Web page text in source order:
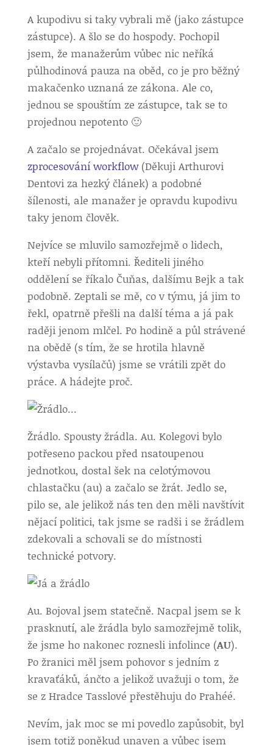
A kupodivu si taky vybrali mě (jako zástupce
zástupce). A šlo se do hospody. Pochopil
jsem, že manažerům vůbec nic neříká
půlhodinová pauza na oběd, co je pro běžný
makačenko uznaná ze zákona. Ale co,
jednou se spouštím ze zástupce, tak se to
projednou nepotento 🙂
A začalo se projednávat. Očekával jsem
zprocesování workflow(Děkuji Arthurovi
Dentovi za hezký článek) a podobné
šílenosti, ale manažer je opravdu kupodivu
taky jenom člověk.
Nejvíce se mluvilo samozřejmě o lidech,
kteří nebyli přítomni. Řediteli jiného
oddělení se říkalo Čuňas, dalšímu Bejk a tak
podobně. Zeptali se mě, co v týmu, já jim to
řekl, opatrně přešli na další téma a já pak
raději jenom mlčel. Po hodině a půl strávené
na obědě (s tím, že se hrotila hlavně
výstavba vysílačů) jsme se vrátili zpět do
práce. A hádejte proč.
Žrádlo. Spousty žrádla. Au. Kolegovi bylo
potřeseno packou před nsatoupenou
jednotkou, dostal šek na celotýmovou
chlastačku (au) a začalo se žrát. Jedlo se,
pilo se, ale jelikož nás ten den měli navštívit
nějací politici, tak jsme se radši i se žrádlem
zdekovali a schovali se do místnosti
technické potvory.
Au. Bojoval jsem statečně. Nacpal jsem se k
prasknutí, ale žrádla bylo samozřejmě tolik,
že jsme ho nakonec roznesli infolince (AU).
Po žranici měl jsem pohovor s jedním z
kravaťáků, ánčto a jelikož uvažuji o tom, že
se z Hradce Tasslové přestěhuju do Prahéé.
Nevím, jak moc se mi povedlo zapůsobit, byl
jsem totiž poněkud unaven a vůbec jsem